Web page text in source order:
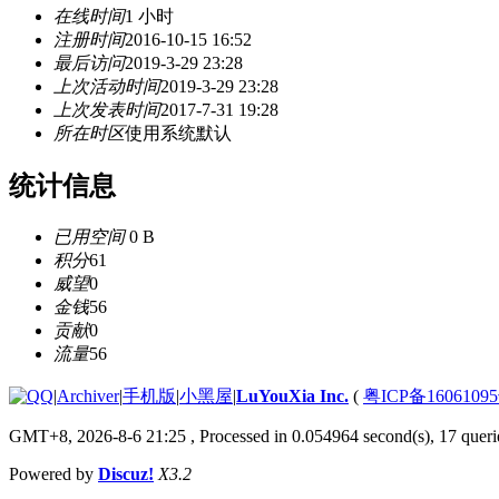
在线时间1 小时
注册时间2016-10-15 16:52
最后访问2019-3-29 23:28
上次活动时间2019-3-29 23:28
上次发表时间2017-7-31 19:28
所在时区使用系统默认
统计信息
已用空间0 B
积分61
威望0
金钱56
贡献0
流量56
|Archiver|手机版|小黑屋|LuYouXia Inc. ( 粤ICP备
GMT+8, 2026-8-6 21:25 , Processed in 0.054964 second(s), 17
Powered by Discuz! X3.2